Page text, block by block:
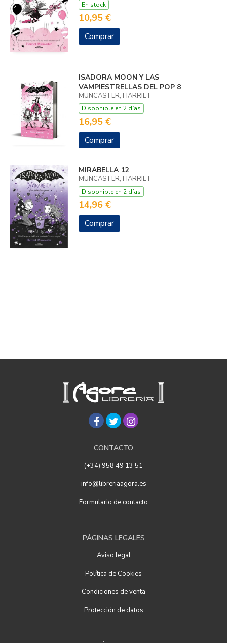
En stock
10,95 €
Comprar
ISADORA MOON Y LAS
VAMPIESTRELLAS DEL POP 8
MUNCASTER, HARRIET
Disponible en 2 días
16,95 €
Comprar
MIRABELLA 12
MUNCASTER, HARRIET
Disponible en 2 días
14,96 €
Comprar
CONTACTO
(+34) 958 49 13 51
info@libreriaagora.es
Formulario de contacto
PÁGINAS LEGALES
Aviso legal
Política de Cookies
Condiciones de venta
Protección de datos